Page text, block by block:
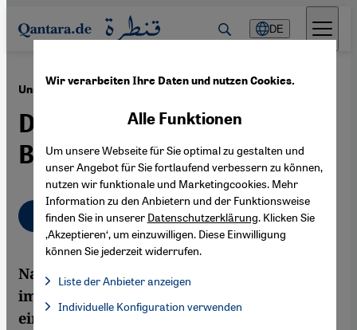
Direkt zum Inhalt springen
DE
Unruhen in Tadschikistan ·09.08.2012
Das Gespenst des
Bürgerkriegs
Deutsch English
Nach dem Zerfall der Sowjetunion wütete
im tadschikischen Teil des Pamirgebirges
ein blutiger ethnischer Konflikt. Seit dem
Wir verarbeiten Ihre Daten und nutzen Cookies.
Alle Funktionen
Um unsere Webseite für Sie optimal zu gestalten und
unser Angebot für Sie fortlaufend verbessern zu können,
nutzen wir funktionale und Marketingcookies. Mehr
Information zu den Anbietern und der Funktionsweise
finden Sie in unserer Datenschutzerklärung. Klicken Sie
‚Akzeptieren‘, um einzuwilligen. Diese Einwilligung
können Sie jederzeit widerrufen.
Liste der Anbieter anzeigen
Facebook Embed / Facebook Connect, Google Maps Embed,
Facebook Embed / Facebook Connect
Individuelle Konfiguration verwenden